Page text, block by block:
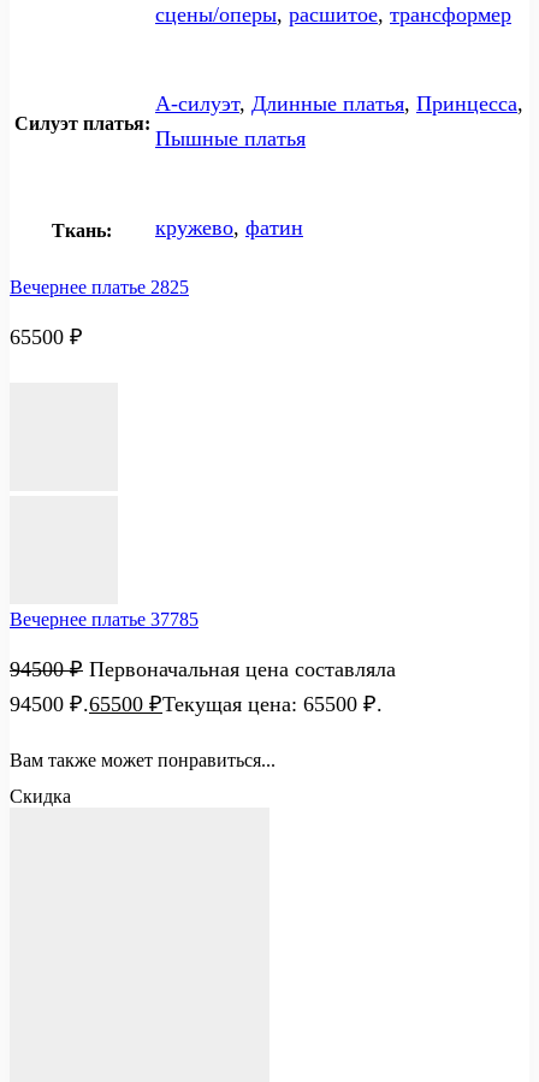
сцены/оперы, расшитое, трансформер
Силуэт платья:
А-силуэт, Длинные платья, Принцесса,
Пышные платья
Ткань: кружево, фатин
Вечернее платье 2825
65500 ₽
Вечернее платье 37785
94500₽ Первоначальная цена составляла
94500 ₽.65500 ₽Текущая цена: 65500 ₽.
Вам также может понравиться...
Скидка